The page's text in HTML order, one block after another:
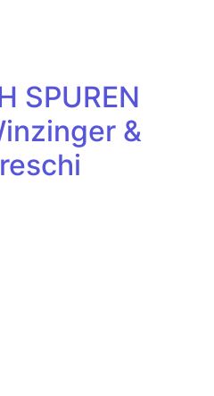
SPUREN
&